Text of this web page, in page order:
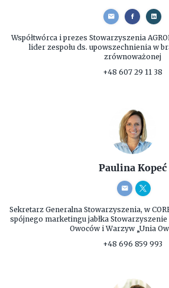
Współtwórca i prezes Stowarzyszenia
lider zespołu ds. upowszechnienia w
zrównoważonej
+48 607 29 11 38
Paulina Kopeć
Sekretarz Generalna Stowarzyszenia, w
spójnego marketingu jabłka
Owoców i Warzyw „Unia
+48 696 859 993